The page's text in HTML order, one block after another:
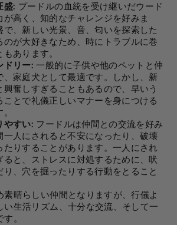
盛: プードルの血統を受け継いだウード
が高く、知的なチャレンジを好みま
で、新しい光景、音、匂いを探索した
のが大好きなため、時にトラブルに巻
あります。
ドリー: 一般的に子供や他のペットと仲
、家庭犬として最適です。しかし、新
興奮しすぎることもあるので、早いう
ことで礼儀正しいマナーを身につける
やすい: フードルは仲間との交流を好み
一人にされると不安になったり、破壊
たりすることがあります。一人にされ
ると、ストレスに対処するために、吠
り、穴を掘ったりする行動をとること
晴らしい仲間となりますが、行儀よ
い生活リズム、十分な交流、そして一
。